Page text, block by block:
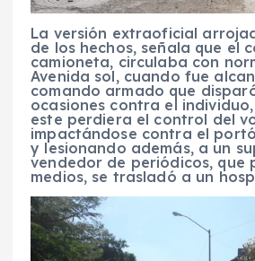
La versión extraoficial
de los hechos, señala que el
camioneta, circulaba con
Avenida sol, cuando fue
comando armado que
ocasiones contra el
este perdiera el control del
impactándose contra el
y lesionando además, a un
vendedor de periódicos, que
medios, se trasladó a un